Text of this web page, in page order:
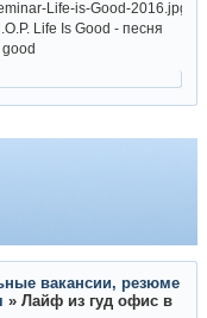
Life Is Good - песня
вакансии, резюме
» Лайф из гуд офис в